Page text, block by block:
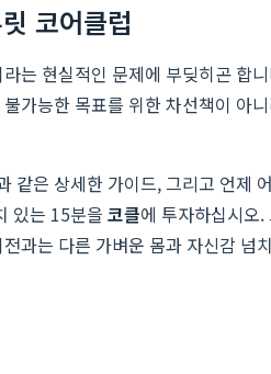
코어클럽
는 현실적인 문제에 부딪히곤
가능한 목표를 위한 차선책이 아
같은 상세한 가이드, 그리고 언제
있는 15분을 코클에 투자하십시오
과는 다른 가벼운 몸과 자신감 넘